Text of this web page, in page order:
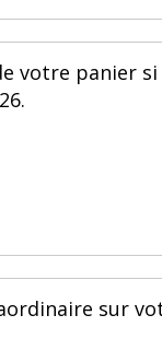
votre panier
sur